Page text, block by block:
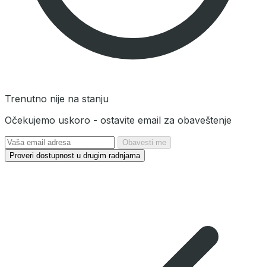
Trenutno nije na stanju
Očekujemo uskoro - ostavite email za obaveštenje
Obavesti me
Proveri dostupnost u drugim radnjama